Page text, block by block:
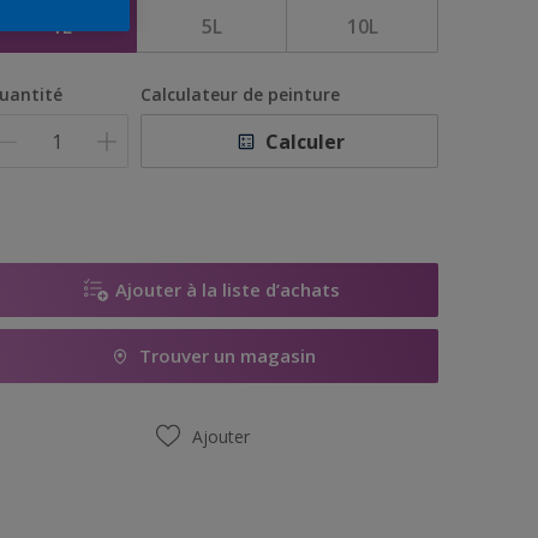
1L 5L 10L
Calculateur de peinture
Calculer
Ajouter à la liste d’achats
Trouver un magasin
Ajouter